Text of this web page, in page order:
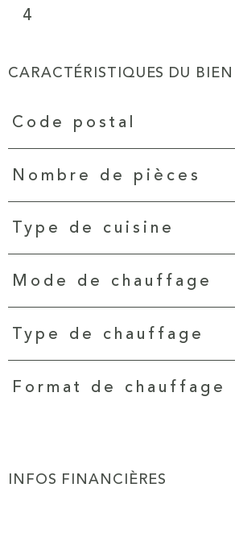
4
CARACTÉRISTIQUES DU BIEN
Caractéristiques Valeurs
Code postal
Nombre de pièces
Type de cuisine
Mode de chauffage
Type de chauffage
Format de chauffage
INFOS FINANCIÈRES